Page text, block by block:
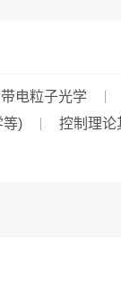
带电粒子光学
等)
控制理论